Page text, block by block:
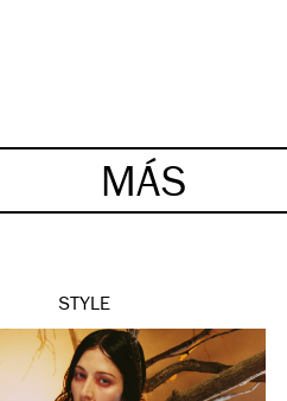
MÁS
STYLE